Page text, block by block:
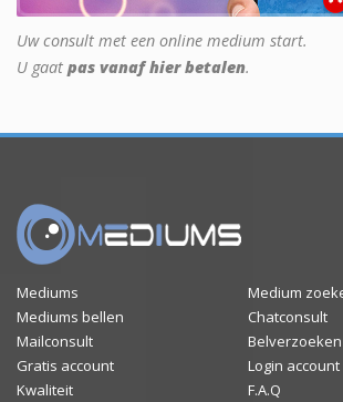
Uw consult met een online medium start.
U gaat pas vanaf hier betalen.
Mediums
Medium
Mediums bellen
Chatconsult
Mailconsult
Belverzoeken
Gratis account
Login account
Kwaliteit
F.A.Q